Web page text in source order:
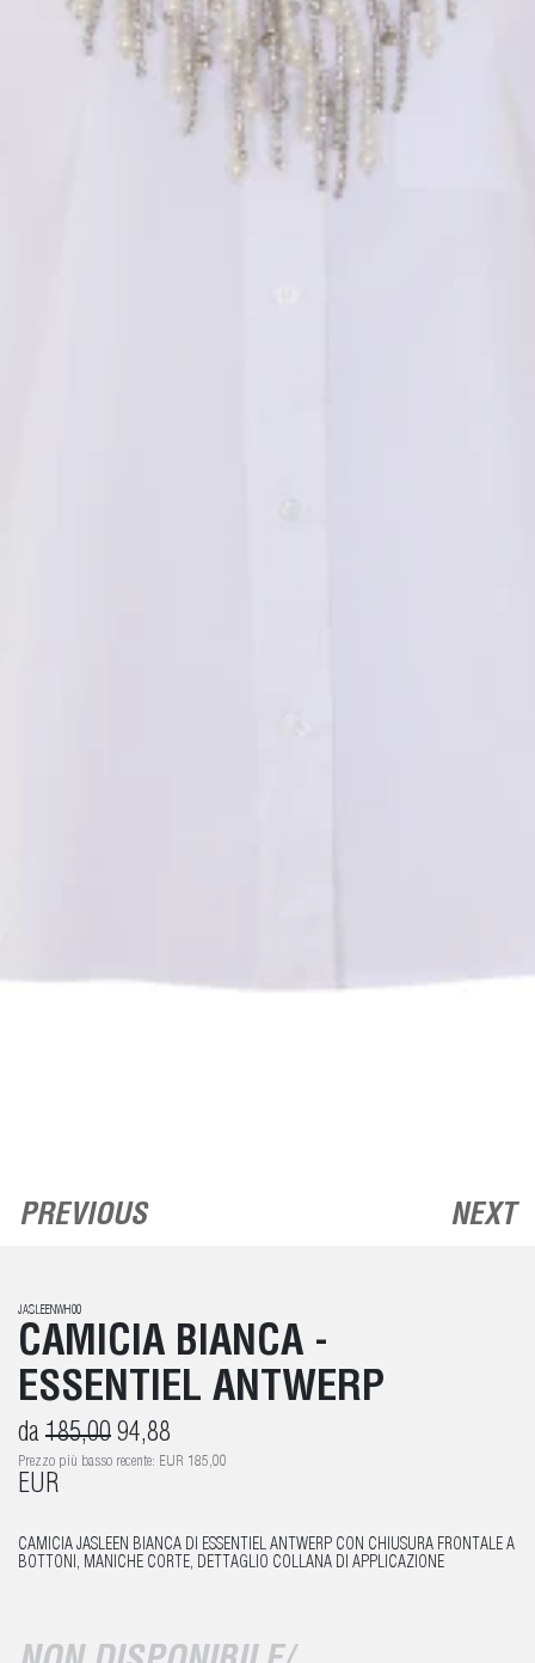
PREVIOUS NEXT
JASLEENWH00
CAMICIA BIANCA -
ESSENTIEL ANTWERP
da 185,00 94,88
Prezzo più basso recente: EUR 185,00
EUR
CAMICIA JASLEEN BIANCA DI ESSENTIEL ANTWERP CON CHIUSURA FRONTALE A
BOTTONI, MANICHE CORTE, DETTAGLIO COLLANA DI APPLICAZIONE